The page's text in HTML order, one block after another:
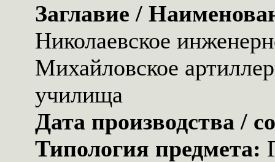
Заглавие /
Николаевское
Михайловское
училища
Дата производства /
Типология предмета: